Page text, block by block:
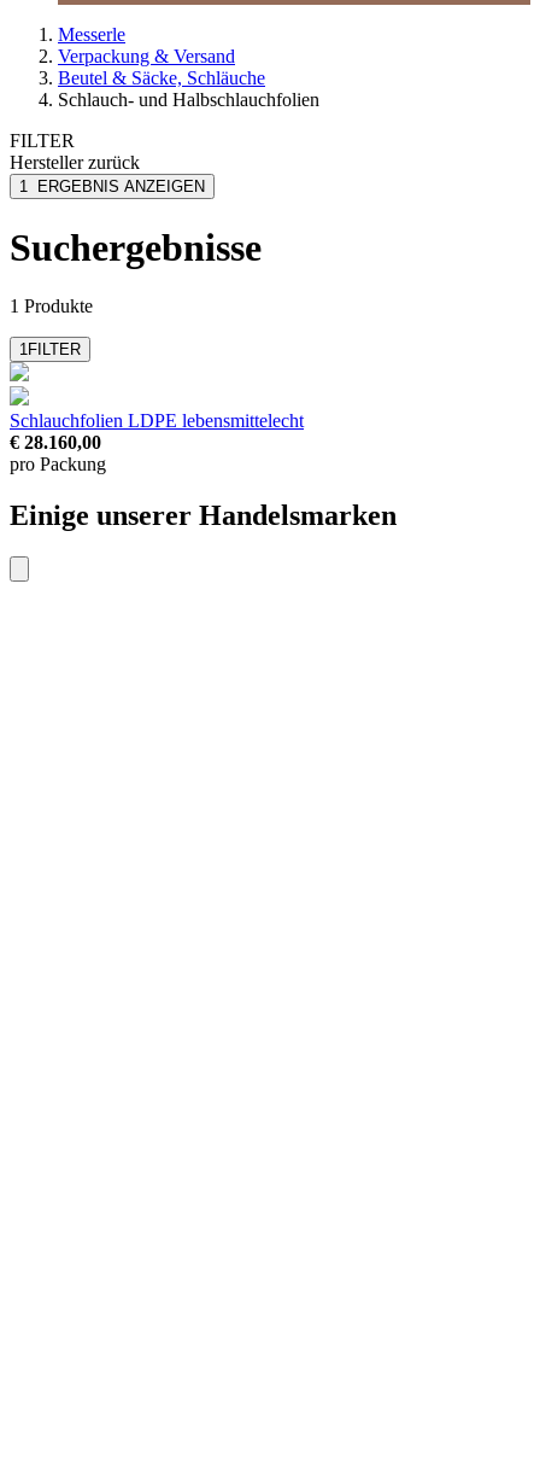
Messerle
Verpackung & Versand
Beutel & Säcke, Schläuche
Schlauch- und Halbschlauchfolien
FILTER
Herstellerzurück
MESSERLE
1 ERGEBNIS ANZEIGEN
Suchergebnisse
1 Produkte
1FILTER
Schlauchfolien LDPE lebensmittelecht
€ 28.160,00
pro Packung
Einige unserer Handelsmarken